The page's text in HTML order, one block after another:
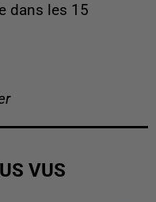
dans les 15
VUS